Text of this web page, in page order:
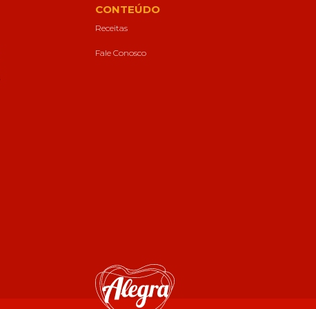
CONTEÚDO
Receitas
Fale Conosco